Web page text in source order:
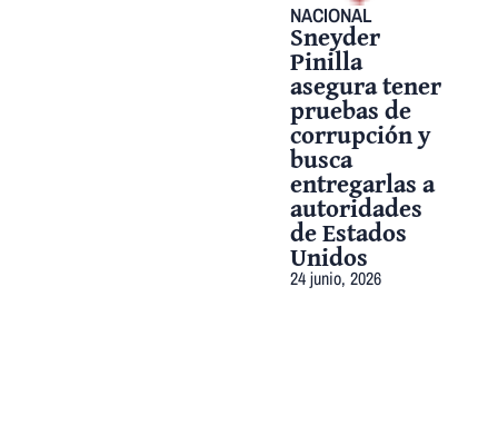
NACIONAL
Sneyder
Pinilla
asegura tener
pruebas de
corrupción y
busca
entregarlas a
autoridades
de Estados
Unidos
24 junio, 2026